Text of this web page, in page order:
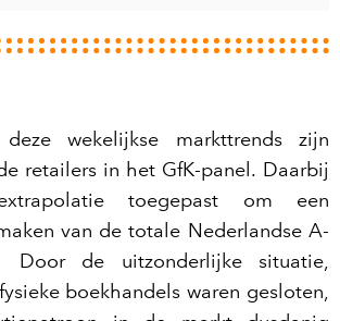
wekelijkse markttrends zijn
retailers in het GfK-panel. Daarbij
toegepast om een
van de totale Nederlandse A-
Door de uitzonderlijke situatie,
boekhandels waren gesloten,